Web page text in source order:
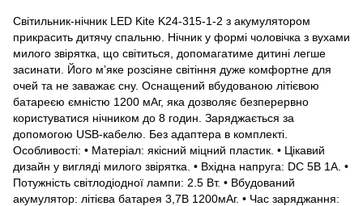
Світильник-нічник LED Kite K24-315-1-2 з акумулятором
прикрасить дитячу спальню. Нічник у формі чоловічка з вухами
милого звірятка, що світиться, допомагатиме дитині легше
засинати. Його м’яке розсіяне світіння дуже комфортне для
очей та не заважає сну. Оснащений вбудованою літієвою
батареєю ємністю 1200 мАг, яка дозволяє безперервно
користуватися нічником до 8 годин. Заряджається за
допомогою USB-кабелю. Без адаптера в комплекті.
Особливості: • Матеріал: якісний міцний пластик. • Цікавий
дизайн у вигляді милого звірятка. • Вхідна напруга: DC 5B 1A. •
Потужність світлодіодної лампи: 2.5 Вт. • Вбудований
акумулятор: літієва батарея 3,7В 1200мАг. • Час заряджання: